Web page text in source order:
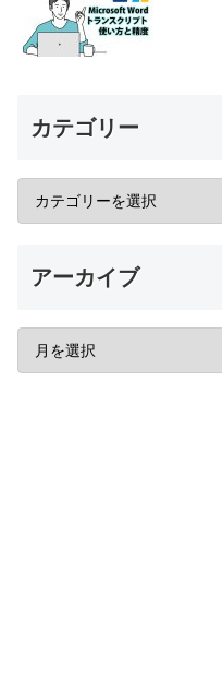
カテゴリー
アーカイブ